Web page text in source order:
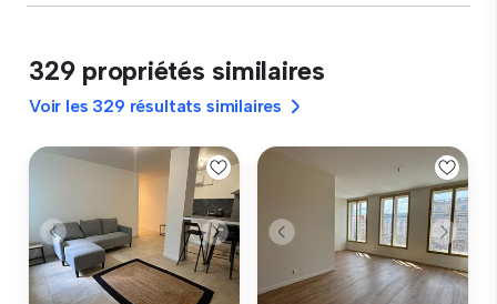
329 propriétés similaires
Voir les 329 résultats similaires